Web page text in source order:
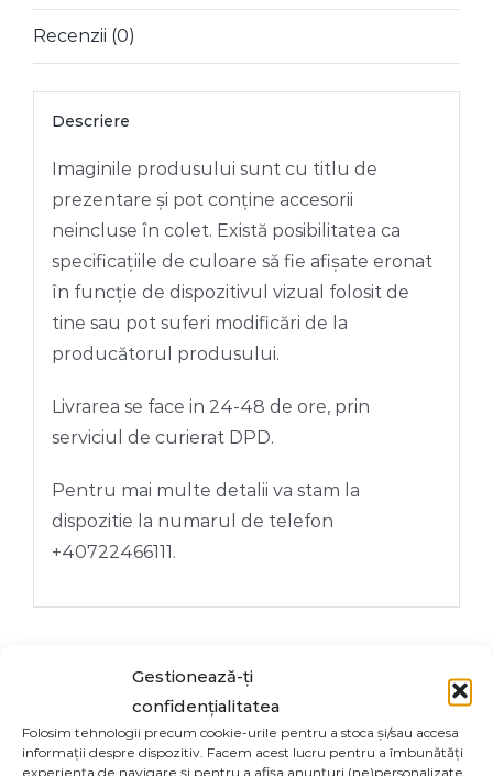
Gestionează-ți
confidențialitatea
Folosim tehnologii precum cookie-urile pentru a stoca și/sau accesa
informații despre dispozitiv. Facem acest lucru pentru a îmbunătăți
experiența de navigare și pentru a afișa anunțuri (ne)personalizate.
VINTAGE
INIMA
Recenzii (0)
Descriere
Imaginile produsului sunt cu titlu de
prezentare și pot conține accesorii
neincluse în colet. Există posibilitatea ca
specificațiile de culoare să fie afișate eronat
în funcție de dispozitivul vizual folosit de
tine sau pot suferi modificări de la
producătorul produsului.
Livrarea se face in 24-48 de ore, prin
serviciul de curierat DPD.
Pentru mai multe detalii va stam la
dispozitie la numarul de telefon
+40722466111.
Share On
Facebook
Product